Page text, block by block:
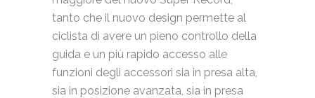
tanto che il nuovo design permette al
ciclista di avere un pieno controllo della
guida e un più rapido accesso alle
funzioni degli accessori sia in presa alta,
sia in posizione avanzata, sia in presa